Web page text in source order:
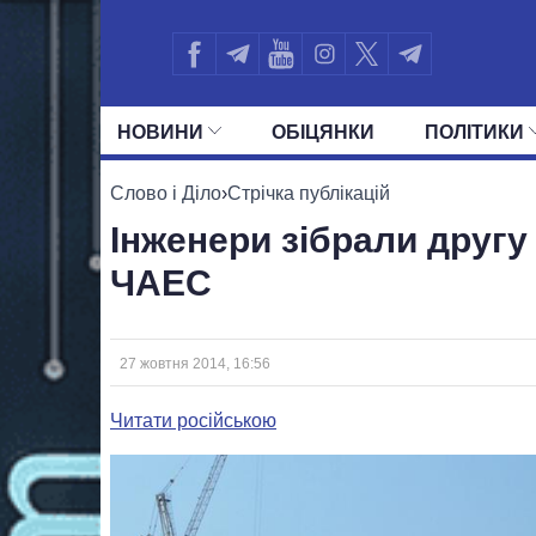
НОВИНИ ОБIЦЯНКИ ПОЛIТИКИ
УСІ ПОЛІТИКИ
Слово і Діло›Стрічка публікацій
Інженери зібрали
ЧАЕС
27 жовтня 2014, 16:56
Читати російською